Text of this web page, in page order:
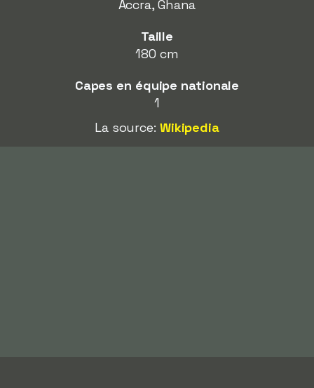
Accra, Ghana
Taille
180 cm
Capes en équipe nationale
1
La source: Wikipedia